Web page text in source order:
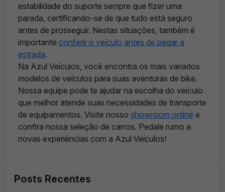
estabilidade do suporte sempre que fizer uma
parada, certificando-se de que tudo está seguro
antes de prosseguir. Nestas situações, também é
importante conferir o veículo antes de pegar a
estrada.
Na Azul Veículos, você encontra os mais variados
modelos de veículos para suas aventuras de bike.
Nossa equipe pode te ajudar na escolha do veículo
que melhor atende suas necessidades de transporte
de equipamentos. Visite nosso showroom online e
confira nossa seleção de carros. Pedale rumo a
novas experiências com a Azul Veículos!
Posts Recentes